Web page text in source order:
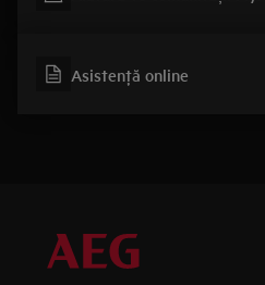
Asistenţă online